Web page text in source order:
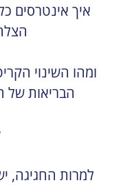
ומהו השינוי
הבריאות של
למרות החגיגה,